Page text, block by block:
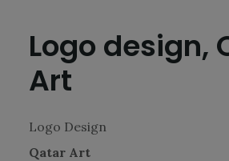
Logo design,
Art
Logo Design
Qatar Art